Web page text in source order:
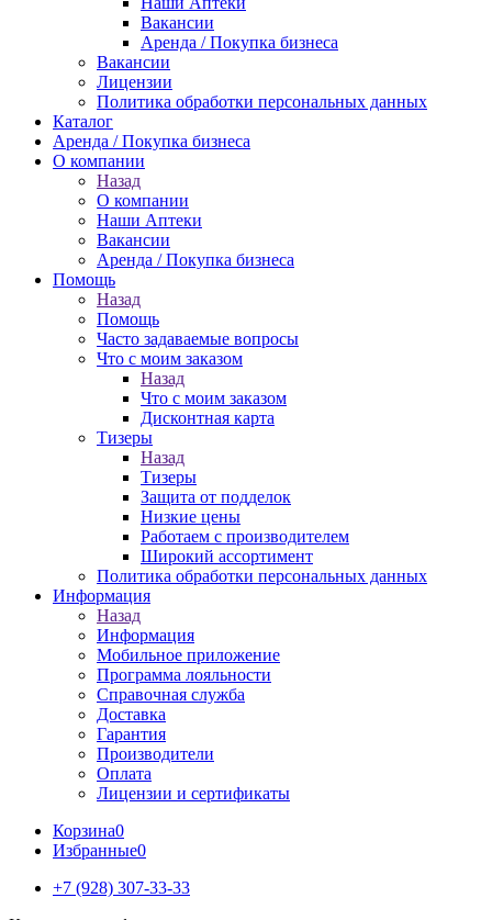
Вакансии
Аренда / Покупка бизнеса
Вакансии
Лицензии
Политика обработки персональных данных
Каталог
Аренда / Покупка бизнеса
О компании
Назад
О компании
Наши Аптеки
Вакансии
Аренда / Покупка бизнеса
Помощь
Назад
Помощь
Часто задаваемые вопросы
Что с моим заказом
Назад
Что с моим заказом
Дисконтная карта
Тизеры
Назад
Тизеры
Защита от подделок
Низкие цены
Работаем с производителем
Широкий ассортимент
Политика обработки персональных данных
Информация
Назад
Информация
Мобильное приложение
Программа лояльности
Справочная служба
Доставка
Гарантия
Производители
Оплата
Лицензии и сертификаты
Корзина0
Избранные0
+7 (928) 307-33-33